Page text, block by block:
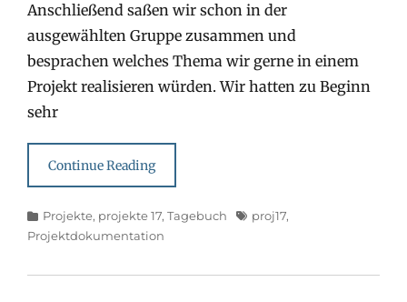
Anschließend saßen wir schon in der
ausgewählten Gruppe zusammen und
besprachen welches Thema wir gerne in einem
Projekt realisieren würden. Wir hatten zu Beginn
sehr
Continue Reading
Categories
Projekte, projekte 17, Tagebuch Tagsproj17,
Projektdokumentation